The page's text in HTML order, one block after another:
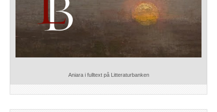
Aniara i fulltext på Litteraturbanken